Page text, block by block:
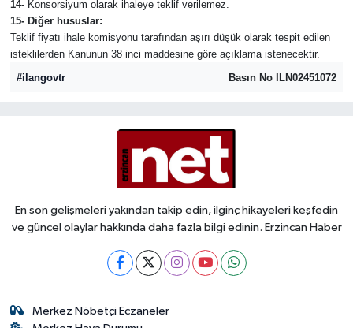
14-Konsorsiyum olarak ihaleye teklif verilemez.
15- Diğer hususlar:
Teklif fiyatı ihale komisyonu tarafından aşırı düşük olarak tespit edilen
isteklilerden Kanunun 38 inci maddesine göre açıklama istenecektir.
#ilangovtr
Basın No ILN02451072
En son gelişmeleri yakından takip edin, ilginç hikayeleri keşfedin
ve güncel olaylar hakkında daha fazla bilgi edinin. Erzincan Haber
Merkez Nöbetçi Eczaneler